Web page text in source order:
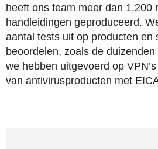
heeft ons team meer dan 1.200
handleidingen geproduceerd.
aantal tests uit op producten en
beoordelen, zoals de
we hebben uitgevoerd op
van antivirusproducten met